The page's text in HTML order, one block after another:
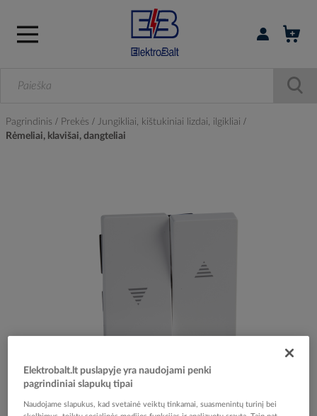
Prisijungti /
Pagrindinis Prekės
Jungikliai, kištukiniai lizdai, ilgikliai
Rėmeliai, klavišai, dangteliai
Skip
Reali prekė gali skirtis nuo pavaizduotos nuotraukoje
Elektrobalt.lt puslapyje yra naudojami penki
pagrindiniai slapukų tipai
Naudojame slapukus, kad svetainė veiktų tinkamai, suasmenintų turinį bei